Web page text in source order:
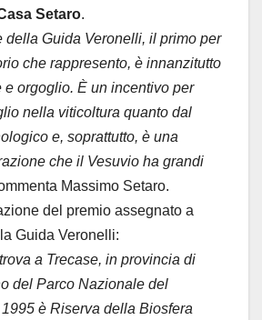
Setaro.
della Guida Veronelli, il primo per
che rappresento, è innanzitutto
e orgoglio. È un incentivo per
nella viticoltura quanto dal
e, soprattutto, è una
che il Vesuvio ha grandi
Massimo Setaro.
del premio assegnato a
Guida Veronelli:
a Trecase, in provincia di
del Parco Nazionale del
è Riserva della Biosfera